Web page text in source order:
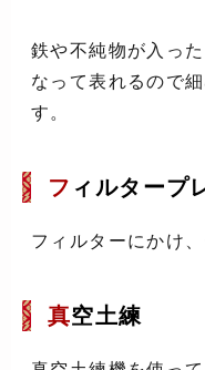
鉄や不純物が入っ
なって表れるので
す。
フ ィルタープ
フィルターにかけ
真空土練